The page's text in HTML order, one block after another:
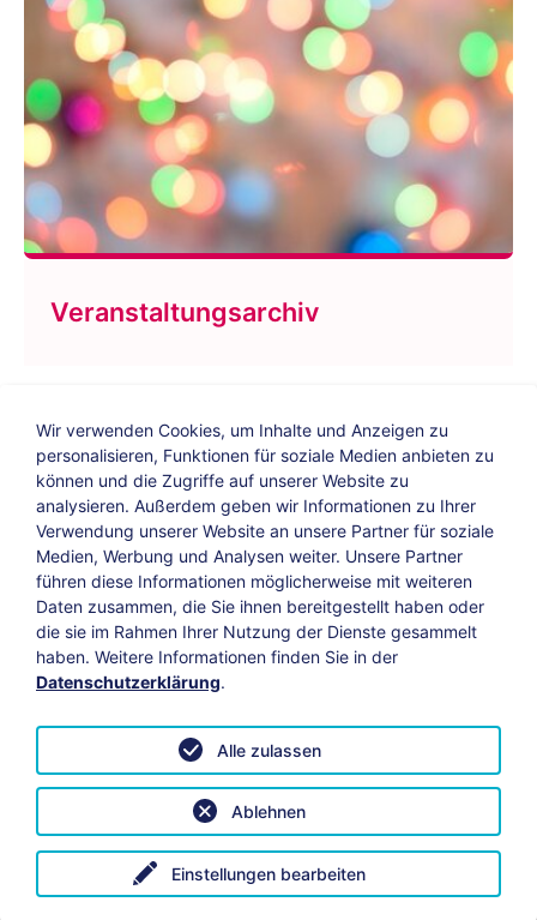
Veranstaltungsarchiv
Bildungs-Blog| Instagram| Facebook|
YouTube
Impressum Suche Datenschutz
Vertrag widerrufen
Datenschutzeinstellungen anpassen
© 2026 KAB Bamberg | Alle Rechte vorbehalten.
Wir verwenden Cookies, um Inhalte und Anzeigen zu
personalisieren, Funktionen für soziale Medien anbieten zu
können und die Zugriffe auf unserer Website zu
analysieren. Außerdem geben wir Informationen zu Ihrer
Verwendung unserer Website an unsere Partner für soziale
Medien, Werbung und Analysen weiter. Unsere Partner
führen diese Informationen möglicherweise mit weiteren
Daten zusammen, die Sie ihnen bereitgestellt haben oder
die sie im Rahmen Ihrer Nutzung der Dienste gesammelt
haben. Weitere Informationen finden Sie in der
Datenschutzerklärung.
Einstellungen bearbeiten
Ablehnen
Alle zulassen